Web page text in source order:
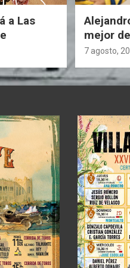
ó
d
e
n
t
r
a
d
a Las
mejor
Ventas
7 agosto,